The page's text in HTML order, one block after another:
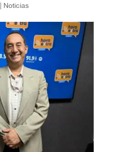
Noticias